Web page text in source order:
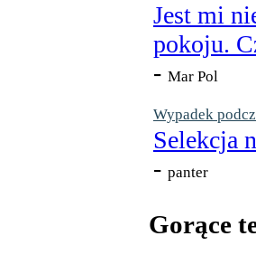
Jest mi
pokoju.
- Mar Pol
Wypadek
Selekcja
- panter
Gorące